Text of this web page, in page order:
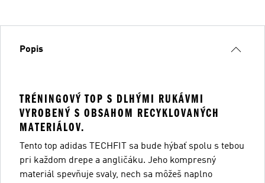
Popis
TRÉNINGOVÝ TOP S DLHÝMI RUKÁVMI
VYROBENÝ S OBSAHOM RECYKLOVANÝCH
MATERIÁLOV.
Tento top adidas TECHFIT sa bude hýbať spolu s tebou
pri každom drepe a angličáku. Jeho kompresný
materiál spevňuje svaly, nech sa môžeš naplno